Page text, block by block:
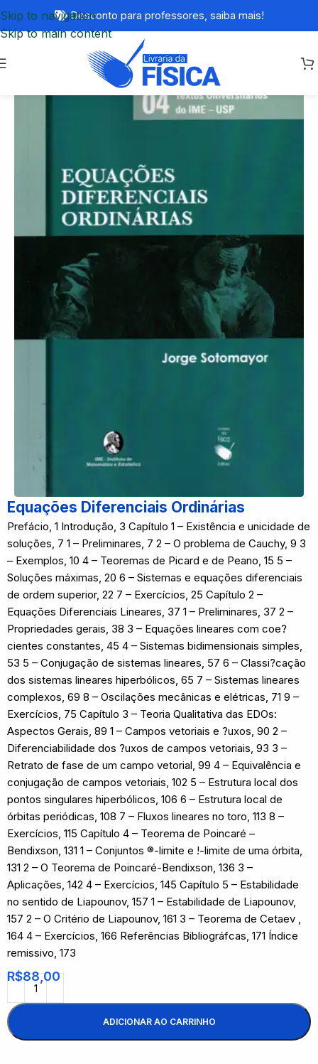
Skip to navigation
Skip to main content
Desconto para professores, saiba mais!
Equações Diferenciais Ordinárias
Prefácio, 1 Introdução, 3 Capítulo 1 – Existência e unicidade de
soluções, 7 1 – Preliminares, 7 2 – O problema de Cauchy, 9 3
– Exemplos, 10 4 – Teoremas de Picard e de Peano, 15 5 –
Soluções máximas, 20 6 – Sistemas e equações diferenciais
de ordem superior, 22 7 – Exercícios, 25 Capítulo 2 –
Equações Diferenciais Lineares, 37 1 – Preliminares, 37 2 –
Propriedades gerais, 38 3 – Equações lineares com coe?
cientes constantes, 45 4 – Sistemas bidimensionais simples,
53 5 – Conjugação de sistemas lineares, 57 6 – Classi?cação
dos sistemas lineares hiperbólicos, 65 7 – Sistemas lineares
complexos, 69 8 – Oscilações mecânicas e elétricas, 71 9 –
Exercícios, 75 Capítulo 3 – Teoria Qualitativa das EDOs:
Aspectos Gerais, 89 1 – Campos vetoriais e ?uxos, 90 2 –
Diferenciabilidade dos ?uxos de campos vetoriais, 93 3 –
Retrato de fase de um campo vetorial, 99 4 – Equivalência e
conjugação de campos vetoriais, 102 5 – Estrutura local dos
pontos singulares hiperbólicos, 106 6 – Estrutura local de
órbitas periódicas, 108 7 – Fluxos lineares no toro, 113 8 –
Exercícios, 115 Capítulo 4 – Teorema de Poincaré –
Bendixson, 131 1 – Conjuntos ®-limite e !-limite de uma órbita,
131 2 – O Teorema de Poincaré-Bendixson, 136 3 –
Aplicações, 142 4 – Exercícios, 145 Capítulo 5 – Estabilidade
no sentido de Liapounov, 157 1 – Estabilidade de Liapounov,
157 2 – O Critério de Liapounov, 161 3 – Teorema de Cetaev ,
164 4 – Exercícios, 166 Referências Bibliográfcas, 171 Índice
remissivo, 173
R$88,00
ADICIONAR AO CARRINHO